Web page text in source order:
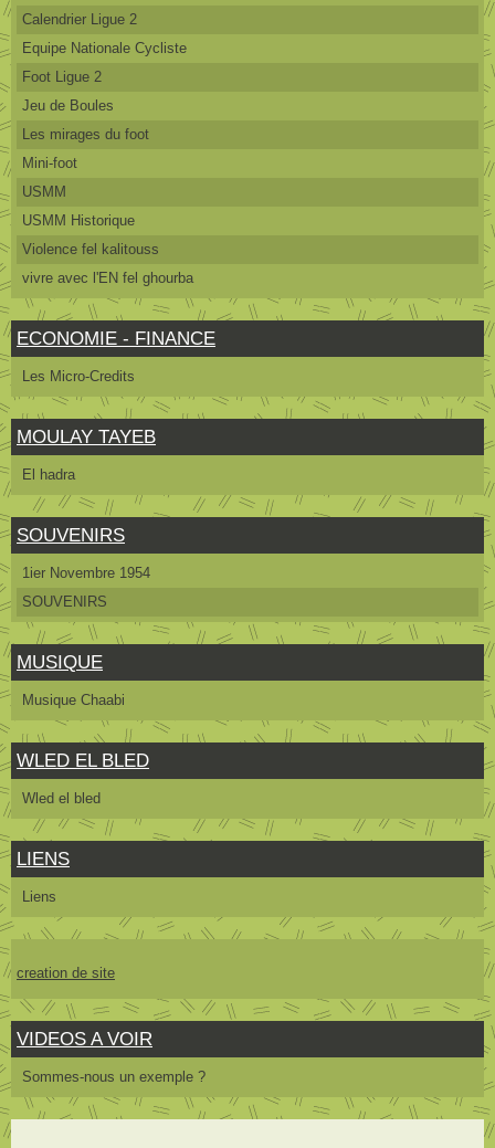
Calendrier Ligue 2
Equipe Nationale Cycliste
Foot Ligue 2
Jeu de Boules
Les mirages du foot
Mini-foot
USMM
USMM Historique
Violence fel kalitouss
vivre avec l'EN fel ghourba
ECONOMIE - FINANCE
Les Micro-Credits
MOULAY TAYEB
El hadra
SOUVENIRS
1ier Novembre 1954
SOUVENIRS
MUSIQUE
Musique Chaabi
WLED EL BLED
Wled el bled
LIENS
Liens
creation de site
VIDEOS A VOIR
Sommes-nous un exemple ?